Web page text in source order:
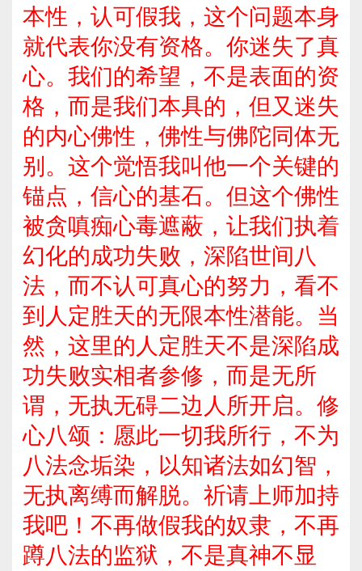
本性，认可假我，这个问题本身
就代表你没有资格。你迷失了真
心。我们的希望，不是表面的资
格，而是我们本具的，但又迷失
的内心佛性，佛性与佛陀同体无
别。这个觉悟我叫他一个关键的
锚点，信心的基石。但这个佛性
被贪嗔痴心毒遮蔽，让我们执着
幻化的成功失败，深陷世间八
法，而不认可真心的努力，看不
到人定胜天的无限本性潜能。当
然，这里的人定胜天不是深陷成
功失败实相者参修，而是无所
谓，无执无碍二边人所开启。修
心八颂：愿此一切我所行，不为
八法念垢染，以知诸法如幻智，
无执离缚而解脱。祈请上师加持
我吧！不再做假我的奴隶，不再
蹲八法的监狱，不是真神不显